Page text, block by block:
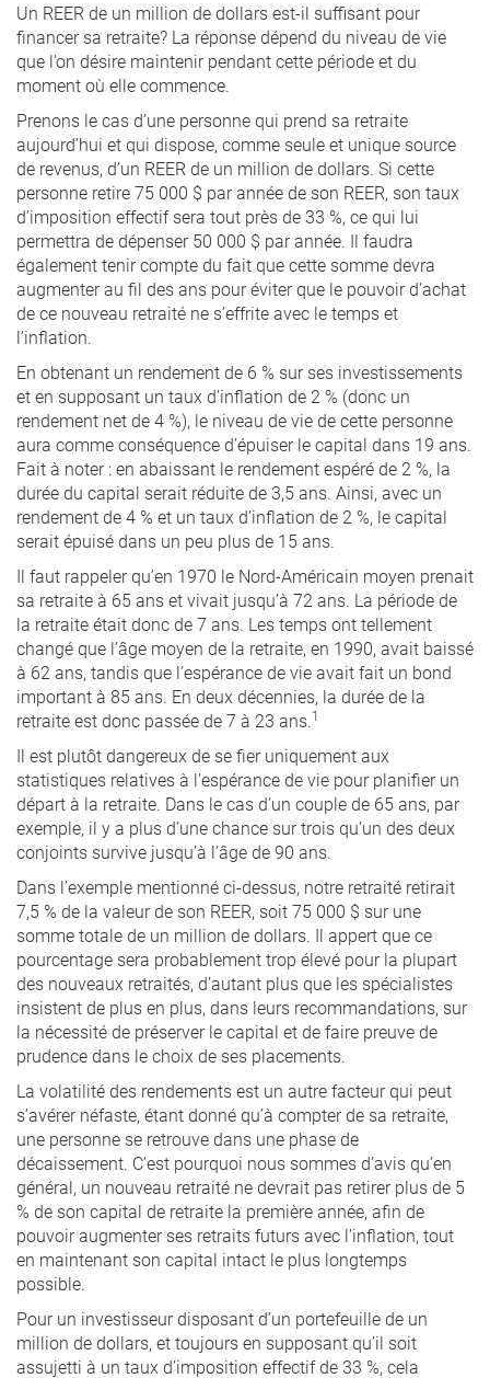
Un REER de un million de dollars est-il suffisant pour
financer sa retraite? La réponse dépend du niveau de vie
que l’on désire maintenir pendant cette période et du
moment où elle commence.
Prenons le cas d’une personne qui prend sa retraite
aujourd’hui et qui dispose, comme seule et unique source
de revenus, d’un REER de un million de dollars. Si cette
personne retire 75 000 $ par année de son REER, son taux
d’imposition effectif sera tout près de 33 %, ce qui lui
permettra de dépenser 50 000 $ par année. Il faudra
également tenir compte du fait que cette somme devra
augmenter au fil des ans pour éviter que le pouvoir d’achat
de ce nouveau retraité ne s’effrite avec le temps et
l’inflation.
En obtenant un rendement de 6 % sur ses investissements
et en supposant un taux d’inflation de 2 % (donc un
rendement net de 4 %), le niveau de vie de cette personne
aura comme conséquence d’épuiser le capital dans 19 ans.
Fait à noter : en abaissant le rendement espéré de 2 %, la
durée du capital serait réduite de 3,5 ans. Ainsi, avec un
rendement de 4 % et un taux d’inflation de 2 %, le capital
serait épuisé dans un peu plus de 15 ans.
Il faut rappeler qu’en 1970 le Nord-Américain moyen prenait
sa retraite à 65 ans et vivait jusqu’à 72 ans. La période de
la retraite était donc de 7 ans. Les temps ont tellement
changé que l’âge moyen de la retraite, en 1990, avait baissé
à 62 ans, tandis que l’espérance de vie avait fait un bond
important à 85 ans. En deux décennies, la durée de la
retraite est donc passée de 7 à 23 ans.1
Il est plutôt dangereux de se fier uniquement aux
statistiques relatives à l’espérance de vie pour planifier un
départ à la retraite. Dans le cas d’un couple de 65 ans, par
exemple, il y a plus d’une chance sur trois qu’un des deux
conjoints survive jusqu’à l’âge de 90 ans.
Dans l’exemple mentionné ci-dessus, notre retraité retirait
7,5 % de la valeur de son REER, soit 75 000 $ sur une
somme totale de un million de dollars. Il appert que ce
pourcentage sera probablement trop élevé pour la plupart
des nouveaux retraités, d’autant plus que les spécialistes
insistent de plus en plus, dans leurs recommandations, sur
la nécessité de préserver le capital et de faire preuve de
prudence dans le choix de ses placements.
La volatilité des rendements est un autre facteur qui peut
s’avérer néfaste, étant donné qu’à compter de sa retraite,
une personne se retrouve dans une phase de
décaissement. C’est pourquoi nous sommes d’avis qu’en
général, un nouveau retraité ne devrait pas retirer plus de 5
% de son capital de retraite la première année, afin de
pouvoir augmenter ses retraits futurs avec l’inflation, tout
en maintenant son capital intact le plus longtemps
possible.
Pour un investisseur disposant d’un portefeuille de un
million de dollars, et toujours en supposant qu’il soit
assujetti à un taux d’imposition effectif de 33 %, cela